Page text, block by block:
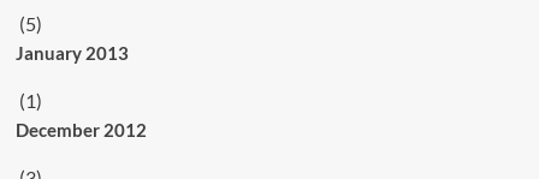
(5)
January 2013
(1)
December 2012